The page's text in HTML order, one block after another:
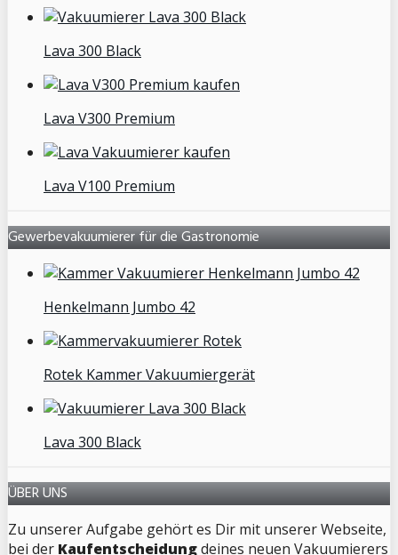
Lava 300 Black
Lava V300 Premium
Lava V100 Premium
Gewerbevakuumierer für die Gastronomie
Henkelmann Jumbo 42
Rotek Kammer Vakuumiergerät
Lava 300 Black
ÜBER UNS
Zu unserer Aufgabe gehört es Dir mit unserer Webseite,
bei der Kaufentscheidungdeines neuen Vakuumierers